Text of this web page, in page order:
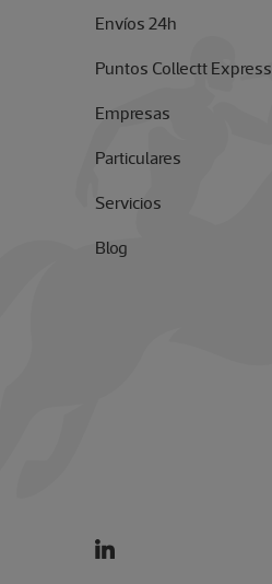
Envíos 24h
Puntos Collectt Express
Empresas
Particulares
Servicios
Blog